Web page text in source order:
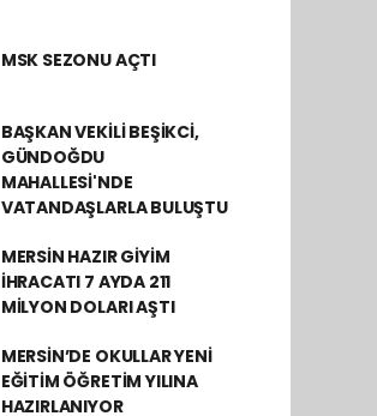
MSK SEZONU AÇTI
BAŞKAN VEKİLİ BEŞİKCİ,
GÜNDOĞDU
MAHALLESİ'NDE
VATANDAŞLARLA BULUŞTU
MERSİN HAZIR GİYİM
İHRACATI 7 AYDA 211
MİLYON DOLARI AŞTI
MERSİN’DE OKULLAR YENİ
EĞİTİM ÖĞRETİM YILINA
HAZIRLANIYOR